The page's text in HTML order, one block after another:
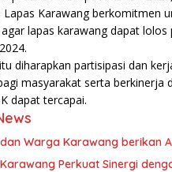
Lapas Karawang berkomitmen
lapas karawang dapat
diharapkan partisipasi dan
masyarakat serta berkinerja
dapat tercapai.
Warga Karawang berikan
Perkuat Sinergi